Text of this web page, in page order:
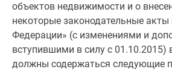
Субсидированная
застройщиком
Rutube
Поиск
дома
объектов недвижимости и о
некоторые законодательные акты
Федерации» (с изменениями и
вступившими в силу с 01.10.2015)
должны содержаться следующие